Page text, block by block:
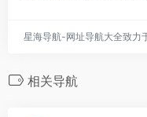
星海导航-网址导航大全致力
相关导航